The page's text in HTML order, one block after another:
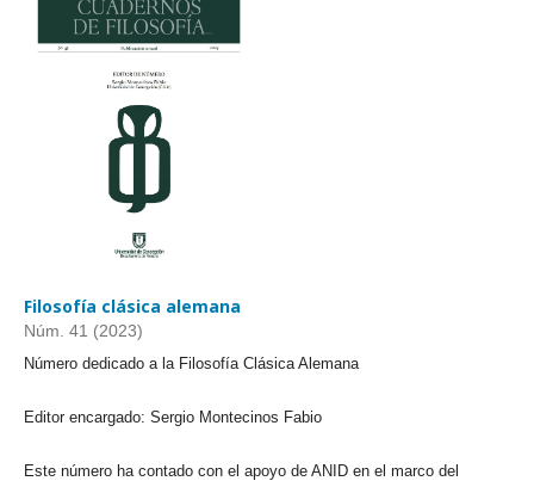
Filosofía clásica alemana
Núm. 41 (2023)
Número dedicado a la Filosofía Clásica Alemana
Editor encargado: Sergio Montecinos Fabio
Este número ha contado con el apoyo de ANID en el marco del